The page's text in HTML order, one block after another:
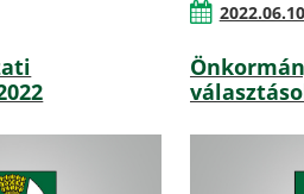
2022.06.10